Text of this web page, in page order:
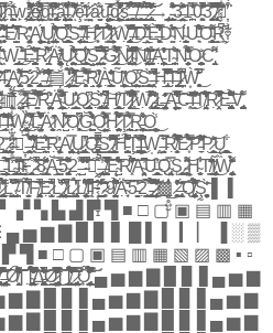
̶͖̬̟̻̀̿̔͌́͌̒͒͛̾̀͛͐D̴͚͗̓̈́̈́̋̌̈́͝N̴̨̳̭̱̟̠̮̳̣̈́ͅͅU̵̹͉͋̅̈́͐͊̈́͝O̴̥̱̟̩̥̩̭͎͇̥͌̑̇̐͜R̞̦̰͆̃͐ ̷̵̡̡̹̞̰̬̟͔̰̦̑̈́́̋̐͆̋͘ͅS̵̹͓̭̩̘̝̫̜͑͑́͝Ȓ̵̩̥̮̹̉̾͊̈̈́̀Ę̶͚̟̬͍̺̬̺͉͙͉̲̺͒͆̔̿̿̀̕Ṅ̸̼̱̣͙̦̰̝̮̟̲͋̄̋͂͌̎̾̆̍̚͠͠͝Ŕ̶͔̥͉̻͍͖͚̆̒͛̽̅́̋̋̓̅̚Ǫ̴̢̢̠̙͕͉̜͎̲̲̈́̏C̨̪͈̳̱͇͖̹̞̖̦̞͍̆̓̑͜͜͜͜ ̴̶͍͇̱̻̼̰̓͋̏̽̅͗̃͘͝͝3̴͓͛̀̽̀̀͂̽̂͑͝͝A̵̙̼̰̥͔̮̭̜͈͚̚͜5̸̘̄͂̓̌2̡̧̡̖̙̱͕̦͔͕̖̹̙̘͓̲̯̦͑̈́ ̴̢̤̠̹͕̫̥͓̀͋͌͜ ̵̵̛̜̕▣̱̰̗̤̤̔ͅ ̷͖̿̍͒͘ ̶̷̛̜̟̙̪̦̣͓̻̬̪̻̯̆̊̑̐̑̓Ȩ̷̡̨̩̹͓̤̪̮̱̝̜͈͗̑̓̈̋͒̊̃͝͠T̴̡̲͍̱̲͈̝̺͍̖͓͛̄͋͝Ì̷̛̞͚̣̫̤̩͕̲͖͖͌̽̑͑̆̀́͝͝͠͝H̴̬͖̆̀́̈́̀̽͘͘W̢̲̪̳͇̼̫̜̗͘̚͜ ̶̶͔́̊͊̂̾Ê̶͔̻̗̪̫̟̱͎̅̏̈́̽͆͘̕R̷̢̯̳̭̍̀̇͆͌̕Ä̸̡̻̘͕̺͕͚̞̼́̐̄Ų̷̳̪̭̬̤̗̝̮͖̬̥̓̓͋̽͋͋͑̔̉̇̄̎͘͜͠͝Q̸̨̯̙̠̙̠̟̯͙̲̩͛͐̈́S͚̣̤͚͉̝̲̞͔̩̯̪͓͐̋̈́̿͂͑̆̀͆̚ ̷̴̨̛̱̼̟̬̍̔̇̂̉̈́̏̿̃̌̿͑̏̌G̷̨̡͍̭̰̲͈̼̈́͑̿̈́̓̍̔͋̉̄͒̓͗̚͜N̷̡̗͖̮̩̯̞̄̎̽͂̑̉͑̈͜͝I̴̜̗̘̤̬̻̐́͌̆̑̅̑̑͐̔̽́̽̚͠N̸̢̼̮̩̗̤̼̻͎͐͛̐̎͑͘͝I̶̼̼̟̱͓̳͈̰̭̗͊͋̈́̌̋̈̑͑͝A̵̧̞͔̘̣̥̪͈͕̦̐̓͒͗̓̕͜ͅT̴̪͙̞̬̃̐̈́̊N̵̘̯̱̜̱̝̬̞̹̼̹̞̦̐̒̉̍̏̈͋̿̽̊͛͊̕͘O̷̱͚̟̺͕̻̱̪̮̦͗̌C̢̛͍̱͍̩͌̑̈́͘ ̶̷̨͔̟͇̗̺̻̬͈͒̿̃͗͛̀͘K̶̨͍̖̹̙̜̭̺̤̟̻̲͈̄̿̆͋͗̅̔Č̴̛̗̦̯̳̖͈̖̤͉̘̏̿̾̏̉̄̀͝A̵̛̯̣̭͍͇͚̦̼̺̫̳͉̙̤͊̽̀̈́̊̒̆̑͒̌̍͘̕͠ͅĻ̵̩̭̲͖̠͎̘͚̙͈̼͆̅̑́̅̋͜B̧̨̨͖̞͕͖̭̣͖̝̺̲͍̠̘̼̯̐̒̀̓̈́͝ ̷̷̋̌̓͒̆̌̀͘̕͝L̵̛͖̞̠͖͈̺̝̗̙͉̠̠̹̝̽̇̏͋̑̒̽̚͝L̸͚̓Ą̵̧̛̙̳̮͚̦͇̲͉͓͂̒̆͗̌͐̓̔̄̑̕M̸̹̫̘̗͓͓͍̘̮͐̈́̂̑̒̋͆̈́͗͒̌̌̌̕̚Ş̝͓̭͍̦͎͎̩̗̰̼̗̝̇̽̅̊̃̈͜ͅ ̸̴̈̉̀͂̃̌̏̅̀̈͝͝͝Ḛ̸̰͓̗̦͕͖̒̋̓͊̏Ŗ̸̨͎͖͇͈̥͖̫̼̭͍͙̜̲́̊̈́̈́̃͆̋̀̿́͊͌͠Ȧ̵̬̟̘̫̖̻̩̞̬̱̯̿͠U̷̢̢̥̖̩͖͕̣͑̑̂̍Q̴̢͇̦͖͔̻̯̙̲͍̱́̃̐̅̓̀̐͐͐̏̀̌͌̐S̛͙̟͓̖͎͍̫̣̝̰͓̲̲̍́̿̔̊͠ ̸̵̓̃͗̑̂̈́̈́͋͝͝͠4̴̡̧̨̖̙͔͉͍͉͚̳̬͆A̸̢̧̧̘̱̼͙̭̱̮̎̾̆͌͛̈́͝͝5̷͔͕̩̝̙̗̟̳̞̘͖̐2̢̢͙̝̯̬͎̘̰̟̆͗̉̔͝ ̵̱͐̔̓̈́͐ ̸̶͇̣̘̝̄͊̅̆̈͂̈̒̆͑͊͊͋͋̒͠▤̦͚̻̹̆̉̏͑̃ ̷̧̡͚͚̗͚̼̞͍̦͖͉̦̲́͗̿̉̎̓̀̒̕͘͜ ̴̸̛͖̺̭̺̠̰̲̘͇̈́̉̈́̅̂͑̽́̽̈́̕E̴͕̥̗̙̯̜͋̔̃̋̉͒̍̏̐̿͝Ṟ̸̡̙̯̩̥͎̼̣̭̜͚̦̒͗͒̕À̴͚̫͎̗̥͇̣̖̼͈̑̌̓̓̏̄̐̂̈͑̾̎͠ͅŨ̸̧͚͙̦̙͇̹̻͗̏̎͜ͅQ̷͉̪̫̼͕̼̤̫̍̍̅͜ͅS̞̖͇̳̮͕̙͚̘̗̣̽̀̓̂ ̶̵̛͕͓͔̤̍̈́͌̽͊̃̔͋͘̕̚H̶̢̲͍̝̗͔̾̃̌̏̿͋͐̏͌̂̿́̔̚͝T̶̢̗̼̳̖̺̹̹̗̱͚̳̺͙̣͋̆͊İ̷̬̪̦̀̂͛̚Ẁ͙͉͎͓̘̮̋̌͐͐̀́̿̄̚͜ͅ ̸̴̨̥̜̟̮̖̙͈̔̎̀̈̓́̚͠Ĺ̷̟̑̉́͌̉̾̾̽͝͝A̷̗̠̞̹͈͔̬̘̮̘̳̣͇̓̊́̿̾̒T̵̛̬͍͔́̏͒̽̂͑͠N̴̠̺͚͈͍̩͈̈́͊̃̓̽͘͜͝Ö̸͉̖͕̭̜́̂̎̄͒ͅZ̷̨̪̑̎̿͗̾I̸̧̛̘̟̳͖̝͍͇̩̣̼̭̬͊̍̈́̂̂̌͑̑̈́̄͐̌R̶̻̫̥̞͚͓̅̊̉̀̈͊̿͑̉̔̂͆͜͝͠O̷̫̰̱̳̼͉̣̪̘̣̭̯͚̙̻͗̊̉̎̑̏̍̂̏͝Ḩ̥̦̠̘̳͈͌͗͜͝ ̸̴̛̜͐̀̓̉̐̊̀̐̔̈͊̊͑̕͠L̸͉̲̱̟̘͕̞̘̩̹̱̮͔̖̿ͅL̶̡̼͇̜̙̞̝̱̂̀̓͑̏̔̋I̸̹̭̖̠̾̓̂͑̎̌͒̔̏͌͗̽̚̕F̨̢̰̗̦̱̟̱͙͍̪̠̮̩̩̭̤̀̇̆̏̀͜͝ ̷̸̩̳̂̀̍̈́̆̓̌̎̓́̈́̒́̈́̀5̵̡̲͕̤͎̻̖̗͈͖͙̝̝̅̾͒̄ͅA̷̡̦̩̙̘̪̳̋̈́̽̑̀̀̾͝5̵̨͙̘̭̫͖͇̳̊̊͑̋͂̓̈̒̇͊̊̚̕̕͜͝2̧̧̣͎͕͕͍̲̜̀̀͌̏̇̔͂̑͘͝ ̵͔̩̫͕͕̪͍̜̑̇͐͂ͅ ̶̷̧̧̞͉͔̮̟̞̩͌͛̌̑̐̐́͊͘▥̧̢̘̘͓̙͓̣̫̟̤̯̥̗͇̹͒̋̒̃̒̿̃͝ ̷͖̺͖̦̫̈́̾ ̶̷͐̇̿̈́̽͗̂̒̈̊͠É̸͚͍̔̓̉͆̿͊̽̃̿̃̄̐͝͝Ŕ̵̩̯̤̤̩̰̮͕̯̥̫̱͖͛͗͗̎Ä̴͙̥͖̪̲̦̼̳̮́͐̅͂́̀͑̇̈́̒̆̌͊͗͊Ụ̷͙̬̗̟͇͙̲͗̑̾͛Q̷̨̢̧͔̝̭̮̩͙̥̪̼͍̜͐͆S̡̧̘̻͖̭̠̥̖͈̼͖͇͈͈̣̔͗̋̀̇̀ ̸̵̡̢͔͉͉̬͙̞͓̟̝̜͆̈́̆̌̚͠H̸̨͔̝̼̲͍̟͈̮̗͓̝̮̑̊ͅT̷̡̢̨̛̖̣͉̒͒̔̔͛̿͆͑̋I̷̥̲͛̉̋͒͛́̑̒̄́͑͋̿̍ͅẈ̢̢̧͍̍̐͌̈́̾̋̅͛̑̓̓͑͘ ̵̷̢̧̘̥̮̣̰̐̀̒̈̕͜L̶̢͍̠͎̩̮̫̖̣͉̝̦̹̤̯̋͐͗̑̓̒͠Ą̵̰̫͉̱͚͉̤̹̞͇̔̋͋͆̇͌͆̿̒̐̓̕̕͝C̶͍͎͑͂̐̍̏̍̾͐̔͜͝I̶̛̯̓̃̈͋͑͂͆̕T̸̡̛͖̤̞͈̒͋͆̄̈́̓͐̄̅̕R̷͓̤̣̩͕̓͑̌͊̓̈́͑̓͋̋̓̅̀̚E̶̢̡̩̫̫͖͉̥̻̺̋͌̐̂̏̌͋̌̈̉͆̂͛͠͝ͅͅV̡̞̩̖͕̪̩͓͓̞͍́̍͌̄ ̸̴̛̩͈͈͇͓́̂͑̿̏͛̍̈́̏͂͐̈̌͝͝Ļ̸̛̜̼͒̀̐̍̃̔̐͋̋̄͝͝ͅĻ̵̛͍͚͍̼̪̺̠͔̱̝̩͕̹̼̾̈͂̋̍̉͂̋̑̄̕I̷̪͑͛̈́̅͗͋̇̈͒́̔̚͝͝͠F̢̡̪̺̮̞̲̘͓̮̖͈͓̆̑̆́̍̄̿͐ ̵̵̡̪͍̜͉̩̳͆̽̓̕͠6̶̨̧̖̱͍̦͈̹̗̰̼͑͗͑̀̑̋͆̃̾̃͋̌A̸̛̠̝̼̺̋5̴̨̢͓͇̤͎̯͇̭̪̦̀̈́̈͗͊̾̋̓̾͂͑͑̎̀͘ͅ2̧̧̟̹̠̟͕͉̺̬̱͆̃̒͌͗͌̈́̋̀́̄̀̕ͅ ̸̦̮̘̦̟̖͕͚̜̝̺̙̙̉̓̄͊̿̋̑̄ͅ ̵̷̡̊̈́͊͌̌̾̓̓̚▦̡̖̰̺͖̞͔̥̮̗̦͉͔̼̖̇̾̋̀͆ ̷̨̢̛͈̙̤̞̦̬̙̿̍͌̇̋̓̽̆ ̶̷͚̫͇͎͂͗̈́̅̊͌͌͘͜͝͠͠͝͠E̸̡̢̦͈͓͌̇̂̀̇͐R̸̨͇͚̺̤̬̼̘̿Ą̷̧̖̺͇͈͚͚̹͇̱͔̥̠̋͋̄̆͌U̶̦͚̭̗̳̪̻̱̾̃̓̀͐̔̎̅̎̌̽̆͝͝Q̷̟̝̼̌̂͗͊̔̂̔̒̍̌̕͠S̛̤͍̙͚̪͍̣͇̻̹̭͖̅̍̅̈́̀̆̚ͅͅ ̷̶̟̩͓͍̤̦̯́͗͂̐͌̇́̚Ȟ̵̛̝̰̺̤̩̫͇̭͍͇͈́͑̌̽̋̄̄͐͊́͑̈́͜͜͝T̶̖̳̘͂̍̊̈́̐̑̅̋͝I̵͍͒̏̓́W̨̢̻̞͔̪͎͍̦͙̥͍̰̺̯͕͜ ̸̴̜̐͆͑̇̿́͒̍͝L̵̡̼͈̦̣̝̰̤̩͎͍̳͒͐͗̀̆̓̌́̉̓̈́̚̚Ä̷̧̧̛̭̜̠͉̓̂Ṋ̷̺̣̱͋̈̈̓̃̃̈́̀̈́̀́̀͘͠Ọ̸͎̘͖͎́̊́̚͜Ğ̴̞̗̗̫͖̪̎̇̀̍̓̐̉̉͛̊́̒͗O̷̖̦̤̤̲̠̙̿͛̓̈́̉̓͂͊̀̂͒͘H̷̞̤͕̘̩̫̼̼̯̥́̉͌̉͌̈́́̌̿̄͗̀͐́͠Ţ̷̖̪͉͕̝͛̎̔̉̾̇̿͜Ŗ̵͔̪͔̦̟̬̹͓̮̣͒̈̇͋̾̈́͜O͇̱̣͕͚̺̥̦̦̯̤̣̩̾̀͜ͅ ̴̸̧̤̭̱͙͕̿́̌́̐̈̚H̷̗̰͚͕̼́͗͒Ç̶̩̗͙͔͉̹̈́͛̔̿͆T̴̨̢̡̖̝̯̝̻͈̩̃̀̒̏̒̃͘͝͝ͅÅ̵͈͔̥̤̬̻̹̲͎̩Ḧ̵̛̬̻͍͓̹̫̯̤̻̗͕͎́͜Ṡ̸̙̙̟͈̮͍̪̬̮̰̬̫̖̠̌̓̒́̅͗̾͆͠͠Ṡ̷̛̙̭͉̯̩͍̦̃̔́̿̈̃̍̓͌́̄̈̕Ơ̸̧͍̤̭̲͈̲̣͓̝̗͍͕̤̐̑̇̏̍ͅR̵̢̜̮̠͕̖̟̗̻̼̟̤̺̽͛̑̃̃̽͜͝Ç̱̣͓͖̺̍͆̀̓̕͝͝ ̸̸̝̝̭̺͇̄́̂L̴̮̘̫̯̟̼̲̗̀̌̏͋̀̂͌̆̋́́L̵̫̩̥̔̎̅͂͆͒̏̈́̔̽͐̐̌̌ͅI̴̧̘̲̰̘̜̖̥̳̖̘̮̱͗̐̐́͆̓̅͑̎̒̓͆͘͝ͅḞ̡̧̡̢̛͕͙̱͓̦̻̳͖̹̝̖̻̖͌̆͐̓̓̕ ̶̷̧̛͇̘̖̝̮̟͕́̾͛̽̔7̵̪̺̘̭͖̳̲̖̙̝̥̮̅̎̽͂͒̾̕À̷̛̬̰̭͕̖̮̲̖̈̅̓͐̋͒͂̓͋͘͜͝5̶̨̢̧̡̛̰̼͍̖̞̜̩͉̩̈̐͆͜͜2̼̻̱̭̩̼̩͖̮͖̟̰̼̈̋̍ ̷͕̺͙̥̟͔͇̟̫̼̱̤͂̓ ̶̴̈́̋͊͐▧̮͎̼͕̮͉͓̼͔̅͆͐͋̉̏͆̈ ̶̨̛͓̼̭͚̤̞͍̹͈̱̍̐̃͒̇̉͒͝ ̴̸̯̜̣̐͌͆̇̓̄̍̒̍͗͜͠E̶̝̪̓̓̊̈́͗̔͘͝R̵̢̢̹̞̥͓̬̣̦̎̓ͅA̸̢̢̡̖͉͕̪̮̖̤̿͜Ų̷̢̢͈̟͚̠͖͎͚̲̣̓͆͝Q̵̫̝͙̲̯͓̼͎͍̻̻͓̭͂̓̈́͋̈̐̚͜S͇̹̭̳̭̃̊̎͋̓̓͘ ̸̷̙̻͚̰̰͚͇̀͌̎͌̿͂̀͑͗̃͛̎̇̀̋͝Ḧ̵̭̜̘͙̺̠̙̺́͗͛̆̈́̉͒̇͂̉̚Ţ̵̛͓͓̭̙͇͍̙̖̻̓̿͑̄̎̀͜Į̶͓̦̺̬̳͖͓̳̝̩̖͖̱̳́͐͆̈́̈́́͋̀̂W̩̤̥ͅ ̵̶͉̜͚͈̈́̄̿̏̅͐R̸̳̟̣̟̜̔͂͒̇͋̉̑̈̿̓̀̃̈̅̚E̷͙̍̽̀̃̌́̓̿̌̉͂̈́̈́͘͝P̵̛̞̠̈́̈̓̅͌̇̈̐͂̎̕P̷̨̰̝̩̣̲̬̮̘̮͕̗͙̽͐̆͜͝Ų͖̮̖̺̻͉̩͙̲̫͖̹͓̮̜̬͋ ̷̴̛͇̯̥͙̙̼̜̲͇̣̗̟̎͊͂͑͑̈̎̌̄̈́̄̽̆T̷̥̫͍̂ͅF̶̢̛̖̲̦̗̦͓̲͖͉̂͐̔E̶̢̦̻͕͓͇̝͔̩̦͛̈̎͗͠L̢͔͖͇̝̮̼̹͙̘̙͙̮͕͕̀̎͐̀̓̈́̋̚̕͘̚ ̴̷̘̣͎͉̺̺̫̟̹̪̻̿͂̋͆͋̊͋̾͜Ō̵͔͇̦̣̟͈̄͋̓̏̚T̡̖͇̯̰̣͌ ̶̴̦̬̫́̀͌͠͠͝͠R̶̭̯̓̉̂̎̔̅̅Ẽ̶̡̧̖͚̝̣̩̰̗̼̻͚͇̾̏̑͜W̵̮̲̪̻̝̳̔̆ͅO̴̫̭̪̮̠̿͛͋̚L̢̨̨̻̼̯̱̻̝̰̜̳̥̐̀̂̓͌̇͜͝ ̵̵̛̫͈̫̩̐̈́̏͊̒̔̒̚͘T̷̢͍̣̪͇͇͇̬͖̐̾̽H̴̛͇̘̻͔̎̄̑̐̂̌͒G̶̣̯̽̇Ḭ̵̻͕̝̘̬̩͈̩̜̼̙̖̜̎̀̀̎͛͂̈́̿̍̍̈́̓̆͜͠R̨̡̮͍̲̪̮̘͓͕̺͙̖̣͈̦̖͙͗͆́̒̒̈́̎̀ ̸̵̀͂̌͝Ḽ̵̨̧͚̲͎̦̳̪̘̅͛́͗̀͊̈͠L̴̡̨̘͇͖̱̪̲̏̿͑̌͑͐̓̈͑̕͜I̴̛̯͇̗̩͕̍̏͂̽̐͂͘͜F̫͓̲͔̱̝͈̘̭̜̮́͒͜ ̵̷̔͋̈̋̈̚͝͝͝8̴̢̛͇̣͔̩̜̲͓͍̎̈́̈́̎̓͊Ă̶͕̲͖̬̄̿͘͝5̴̡̡͚̣̼̣͖̱͕͓̈͒͗͌̂̇͒̑͑̈̓2̖̤̃͝ ̶̛̺̽̔̔̀̌͛́͋̓͒͝͝ ̵̴̓̀̓̐̑́̍̚̕̚̕̕͝͠▨̬̰͎̗̝͔̗̩͉̦̞̝͌̓̄̅̾̿̚͝ ̶̢̧̨̟̗̱̲̬̠͈͎͙̥̤̓͘ ̸̵̞̙̩̻͈̣̺͍͕͗̎̒̄͌̍̿͑͒̔̂̍͛̀̚̚͝Ę̴̺̏̈́̓́̈́̓͛͋̋̃̐́R̸͓̈́͆̆̌̽̉͆̒͠͝͝A̴̤̤̜͕̝̥͔̝̮͆̕͠͝U̶̧̗̲̠̭̳̻̝̓͝Q̴̢̡̗̯̤͈̣͉̖̗͓͐̿S̨̰̙̞̻̱̬̙͔͇ ̷̴̜̫̥̲̦̺̮̻̄͂̈́̑͌̇͝Ḩ̴͔̼̬̮̥̊͋T̸̘̬̠͇̩̞̔̔̈̂̐̃͊͘Ĩ̸̡̧̼̼̦̟̻͙̭̥̲̣͜ͅW̢̟̦͖̳̳͙͙͍̹̟̖̘̩̠̏̓͂͌̀̏̉̽̈ ̷̸̨̫̹͌̈́̆̍̊͌̓̚͠R̸̗̪̝͍͇͈̞̆̐͗͗͌̕͠E̶̖̮͔̩͇̠̣̯̩̦̦̐͘P̶̛̛̯̯͈̳̰̙̥̱̩͇̮̤̗̓̇̉͐͆̓̉̚̚͜͝͝ͅP̶̨̛̮̥̝͙̩͎̗͙͐̎͂̌̊͌̂̀̌̎̓̓̓ͅŲ̢͔͉͚̙̱͕̭̝̉ ̸̶̳͖̣̘̳͇̠̞̬̐̐̈́̋̉͗́͊̐͜͜͠T̸̨̢̖̳͈͎̘̪̳̮̣̋́͝H̴̢̧̢̱̗̘̗̗̱̬̪̱͋̅̈͛̉̔̊͘Ğ̸̨̛̙͓̙̩̑̐̐̔̏̔͗̄Ḯ̵͕͍̠͚̥̫̳̗̳̰̝̯̖R͎͙̘͍̊̒͑́͌̀̌̋͘̕͜ͅ ̶̵̧͈͔͈̓̋̔̑́̊̿̾͂̿͆̕͘ͅO̶͓̳̗̩͈͓̞͕̮͈̣͒̓̂̓̓ͅͅŢ͈̪̳̳̰͚͖̅ ̵̶̼̻̪͈̒̓̾̆̏̈̎͑͐͝R̴͈̝͈̃̏̓͛͘͝E̸̢̪̜͓͖̣̗̜̜̒̔̓̏̆̅͊̾̒́͜͝͝ͅW̵̦̦̘̣̘̭̙̻̄ͅƠ̷̢̙̹͓͙̼͔̺̫̠̩̝̗͖͌̈́͑̀̅̃̀̉͊̉̕L̨̬̟̣͈̭̫̪̰̭͔̖̞̭͇͒̈́̾͆̀̆̊ ̴̸̧̪͔̂̿̊̈́̀͛͠ͅT̸̬̜̗̖̼̭̾̓̀́̌̚͠F̸̡̡̘̤͈̝̰͖̥͖̗͉̥̊̃̎̍̄̄̓̚͠E̷̞̣͔̫̭͕̾͛̈̌̋̚ͅL̡̥͕̟̲̤̥͕̼̀̓̄͆̂̕͜ ̷̸̧̙̙̦̞̬̼̖̥̔̇̽̿̚͜͜L̷̡̢̩̺͙͍̯̖̣͖̯͚̓͑̉̀̅͗L̸̢̘͓̞̗͍̠̹̝̠̦̏͌̒͆̋̈́͝͝I̵̼͊̏̈́͒̊̌̔̚͝F̨̮͉̗̭̺͍̩̫̠̺̭̎͂̓̐͋̕ ̴̷̥̙̍̍̀̈́̌̍̂͂9̸̧̨̱̬̤̙̩̫̱̮̯̹̟͑̏͆̾̎͋̈́̉̎͘͝ͅÄ̴͔̣̞̽̅̌5̵͚̮͍̅̓̾͝2̧̗̳̣͇̫̟̯̞́̀̀́̃̿͝͝ ̵͇͖̭̲̯͔͍͔͔͓̉́͋̄̽̈́́̌̉̈́̈́̌̊͜͝͠ ̷̷̡̧̨̹̟̦̝̜̮̈́̑̇̊͌̂͗̀́̐̔͌͗̓͠▩̻̥͍̮̂̓̔͜ ̷͓̟̟͍̣̖͚̝̥̮̙̯̬̐͛͒̌̒͝ ̶̶̢͙̗̳̘̥̗̌́̓̑͠Q̸̡̡̻̦̦͚͙̻̫̠̙̠̰͖̊̅͑̉͗̐͋̅̀̋̀͋ͅŞ̰͕̘̣̻͉̼̹̞̮͍̦͕͓̂̃̒̀ ▌ ▍ ▎ ▏ ▐ ░ ▒ ▓ ▔ ▕ ▖ ▗ ▝ ▝ ▘ ▞ ▚ ▙ ▟ ▛ ▜ ■ □ ▢ ▣ ▤ ▥ ▦ ▧ ▨ ▩ ▪ ▫ ▬ ▭ ▮ ▯ ☰ ☲ ☱ ▄ ▅ ▆ ▇ ▉ ▊ ▋ █ ▌ ▍ ▎ ▏ ▐ ░ ▒ ▓ ▔ ▕ ▖ ▗ ▝ ▝ ▘ ▞ ▚ ▙ ▟ ▛ ▜ ■ □ ▢ ▣ ▤ ▥ ▦ ▧ ▨ ▩ ▪ ▫ ▬ ▭ ▮ ▯ ☰ ☲ ☱ ˆ̴̶̨̧̛̛̫̠̩͚͇̗̯̟̘͍̙̮͑̆͐͒͑̾̃̀͑͐̍̆̿͒̿̏̾̑̿̑̉͛̑͊͗̄̊̾̌͗̏̒̒͒̉̌̀͗̋͊̐̉͗̀̀̊̍̀̑͋͋̃̈́̊̀̀̏́͆̇͘̚͘̕̚͘̚͝͝͠͠Ư̷̛̛̛̦̮̗̞̙͎̺̙̜̻̻̂̎́̐̑̾̅͐̈́̀̒̈́͆͋͒̀̉̍́̉̀̄̋̊͑̋̓͆̋́̒̌͒́̽͌͗̉̄̃̈́̏̀̑̇̒́̐̄̈́̆̐̆̈̎̎̑͌̉̌̎̓͒̊͆̃̈́͛̔̐̽̑̂̓̑͌͊̔̀̚̚̚͘͝͝͠͝π̴̢̢̡̨̡̡̛̤̲̼̺̥̣̬̻̦̖͇̤̫̦̠͍̖̣̘̺̙͕͓̪̹̯̬̤̹̟͍̟̰̺͉͎̯̬͕̦͍̼͔̙̤̱̤̘͉̜̞̯̦̠̙͍̞̳̥͍̭̟̘͔͖̩̰̭͎̞͉̱͓̝̉͒́̒̋̀̎̈͐̓̂̎̓̏̉̈͒̓̀͋̌̽̽̀͋̈́̐̀̈́͌͑̒̎̽̿̒̒̂̀̃̒̋̌̕̚̕̕͝͠ͅͅ΅̷̛͎̩͓͍̫̠̻̣̖͔̝̙͉̰ˆ̷̡̥͆͌͌͂̋͐̍̑̒͂̍̍̀͑̈́͂̉̔̒́̐͆̉́̽̿̇̃̈́̀̃̑́̅̃͂̽̄̈́̍͑̊̎͋̏̈́͘͜΅̵̢̡̡̢̡̨̛̛͇̘̘̰̤̳̤̲̦̟͔̱͔̝̙͉͓̪̮̥͙̙̲̩̫̘̜̮̣͍̲͍̱̯͓͔͔̞̫̼͓̦̞͓̤̱͉͙̙̤͚̤̖͈̘̻͎̘̟̻̦̺̤̯̱̩̲͓̻̤̝̱̭͎̟̣̃̂̍͒́͗͂͐͒͆̓̊̍͋̐͋͒̏̿̽̄̾͗̀̀͂̄̉̅̇̚̕͜π̶̨̧̨̡̡̧̨̛̛̛̱̼̲̙̦̗͓̜͇̖̮̰̼͕̖̬̞͖̥̗͕͈̣̟̥̩͖͖̰͓̖̪̮̠̬̦̯̱͈͔̯̰͉͚̥̳̳̲͖̤̜̝͉͍͕̩̰͚̟̘͖̺̜̹̪̜̲̱̥͓̠͚͎̤̰͎̬͉͈̥͌̂̋̅͊͋̍̑͋̍̒̈́̊̋̎͋̅̄̀̈̋̏̅̒͂̀̃̓̀̐̍̾̇̿̇̈́̇̽̈́̈͘̚̚͠͠͝ͅͅͅˆ̶̢̧̨̧̧̛̛̛̠̠̭̙̪̘̱̞͍̹̦̮̜̠͇͎̭͓̰͙̲̫͍͖̲̤̞̘̼̦̳̙̻̲̻̙̦̗̝̋̈́̾̌͆̌͌̊̉̂͗̐̅̆͗̿͋̉͆̔̓̑̐̕̚͝ͅƯ̸̢̢̡̡̧̛̛̹͎̟͕̻̰̟͈̯̯̪̺̜͓̣̝̻͍̱̗̺̙̥̘͉͍̞̠͇͓͙͎̩̹͙̺̗͈̤̬̘̤̱͈̺̠͇̰͕̻̠̳͍̮̥̹͓͔̯̜̻̣̭̍̓́̎̈̓̿͊̈́̈́̈́̾̍̅͂́͆̊̌̇̇̃̅̀̄̾̇̋͛́̊̀̂̂̌̽̑̂̈́̒̊͊͒̆͋̃̔̈́͂̅̉̌̆̊̽̽̀͐̊͐̑̎̀̀̇̓͊͛̋̄͂̈́̕̚͘̚̚̕̚̚͝͝͠͝͠͝͝͠͝ͅͅˆ̶̢̡̡̨̢̢̨̢̨̖̙͔͕̺̗͈̳̝͓̦̼̠͚̩͙̪͖͔̞̭̥̭͇̤̻̫͓̰̯̯̭͙̰͉̝̹͚̣̣̘̟͖̝͖͎͈̪͔͕̝͉̘̠̪͓̺̭̪̯̹̮̲̙̠͍̝̟̱̩̜̘̺̤͋͗́̇̽͂̈́͑̐͘ͅͅͅͅØ̸̛̛̛̛͈̭͎̖̗͒̎̊͌͋̋́̉͒̒͌̾̄͌͗́̽̈́͛̓̒̇̇̐̽͌͝͝͝∏̴̨̧̡̨̛̛̘̙̖͔̞̰̠̩̻̝̟͖̻̠̥̥͖͇̞̮̖͎̣͖̩̘̤̰͂̓̅͑̿̒͂̄͑̃́̅̾̀̌͊͒̈̾̑̆̔͋̆̀̇̎̾͗̌̊̿̆̀̍̓͛̂́͐̓͐̑͂̉͊̉̓͗̋̿̐͂̉́̒̌̀͘̚͘̕̚͠͝͝͠ͅ∆̵̧̨̧̢̢͉̮͖̪̠̘̟̥̺̹̩̟͕̻̳̙̩͕͉̝͚̩͈̳̣͓̫̯̱͍̻̬͙̪̯̺͔̗̯̻̩̮͐̀̒͊͂́̈́̊͊̍̎̋̑͂̃́̈́̑͛̐͘̚̕̚̕͜͝ͅØ̷̡̨̡̨̨̢̛̣͎͖͓̞͓̙̮̜̲͕͚̤̣͓̯̖͉̬͔̜̤͕̠̩̖͈̮̞̮̜̟̼̱̰͕̥̰̬͇̣̳̣̩̪̫͈̙̰͎̳̥͉̦̣̯̫̠̲̳̱̱͖͇͈̺̙͍̅͐̏̈́͂͐̇͂͒̌͂͑͗̾͗̀̌̊̄̈́́͌̌͒͑͒͊̓̀̎͛͛͛̄́̒́̎̓̓͑̿͌͊͋̄͂̐̃̈́̈́͐̑͘͘̚͘͜͜͜͠ͅͅͅ∏̸͙̞̖̲̫̥̼̌̀̏͌͌̔̄͛̐̅̓̿͌̈́̏̀̑́̄̊̊͗̽̀̀̽̆̎̏͛̔̔͌̃̂͆̓͛̂̊̆͐̔̍̍̍͊̓͐̿͒͆͗͗̿̔̽̉̂̔͛̃͑́̀͒͌̚̕̚͜͜͠͠͝ˆ̷̡̢̫̬̱͈͕̩̼̣̪͎͍͓͖͉̪̰͎̤͔̠̝͉̯̗̟̬̺͉̳͙̻̹̃͗̿̌̿͂̍ͅͅͅͅÔ̧̢̧̢̡̗͇̙̱̙̮̦̻͈͉̝̖͎̰͙̼̞̮͈̳̘̝͈̗͎̭̺͎̝̋̐̿̀͌̆̅̄̇͌̏̃̈́͂͆̑͂̀̓̍̎̾̾́̐̔͐̉̌̉͑͑͆̚̚̚̕͜͝͠ ▄ ▅ ▆ ▇ ▉ ▊ ▋▄ ▅ ▆ ▇ ▉ ▊ ▋▄ ▅ ▆ ▇ ▉ ▊ ▋▄ ▅ ▆ ▇ ▉ ▊ ▋▄ ▅ ▆ ▇ ▉ ▊ ▋▄ ▅ ▆ ▇ ▉ ▊ ▋▄ ▅ ▆ ▇ ▉ ▊ ▋▄ ▅ ▆ ▇ ▉ ▊ ▋▄ ▅ ▆ ▇ ▉ ▊ ▋▄ ▅ ▆ ▇ ▉ ▊ ▋▄ ▅ ▆ ▇ ▉ ▊ ▋▄ ▅ ▆ ▇ ▉ ▊ ▋▄ ▅ ▆ ▇ ▉ ▊ ▋▄ ▅ ▆ ▇ ▉ ▊ ▋▄ ▅ ▆ ▇ ▉ ▊ ▋▄ ▅ ▆ ▇ ▉ ▊ ▋▄ ▅ ▆ ▇ ▉ ▊ ▋▄ ▅ ▆ ▇ ▉ ▊ ▋▄ ▅ ▆ ▇ ▉ ▊ ▋▄ ▅ ▆ ▇ ▉ ▊ ▋▄ ▅ ▆ ▇ ▉ ▊ ▋▄ ▅ ▆ ▇ ▉ ▊ ▋▄ ▅ ▆ ▇ ▉ ▊ ▋▄ ▅ ▆ ▇ ▉ ▊ ▋▄ ▅ ▆ ▇ ▉ ▊ ▋▄ ▅ ▆ ▇ ▉ ▊ ▋▄ ▅ ▆ ▇ ▉ ▊ ▋▄ ▅ ▆ ▇ ▉ ▊ ▋▄ ▅ ▆ ▇ ▉ ▊ ▋▄ ▅ ▆ ▇ ▉ ▊ ▋▄ ▅ ▆ ▇ ▉ ▊ ▋▄ ▅ ▆ ▇ ▉ ▊ ▋▄ ▅ ▆ ▇ ▉ ▊ ▋▄ ▅ ▆ ▇ ▉ ▊ ▋▄ ▅ ▆ ▇ ▉ ▊ ▋▄ ▅ ▆ ▇ ▉ ▊ ▋▄ ▅ ▆ ▇ ▉ ▊ ▋▄ ▅ ▆ ▇ ▉ ▊ ▋▄ ▅ ▆ ▇ ▉ ▊ ▋▄ ▅ ▆ ▇ ▉ ▊ ▋▄ ▅ ▆ ▇ ▉ ▊ ▋▄ ▅ ▆ ▇ ▉ ▊ ▋▄ ▅ ▆ ▇ ▉ ▊ ▋▄ ▅ ▆ ▇ ▉ ▊ ▋▄ ▅ ▆ ▇ ▉ ▊ ▋▄ ▅ ▆ ▇ ▉ ▊ ▋▄ ▅ ▆ ▇ ▉ ▊ ▋▄ ▅ ▆ ▇ ▉ ▊ ▋▄ ▅ ▆ ▇ ▉ ▊ ▋▄ ▅ ▆ ▇ ▉ ▊ ▋▄ ▅ ▆ ▇ ▉ ▊ ▋▄ ▅ ▆ ▇ ▉ ▊ ▋▄ ▅ ▆ ▇ ▉ ▊ ▋▄ ▅ ▆ ▇ ▉ ▊ ▋▄ ▅ ▆ ▇ ▉ ▊ ▋▄ ▅ ▆ ▇ ▉ ▊ ▋▄ ▅ ▆ ▇ ▉ ▊ ▋▄ ▅ ▆ ▇ ▉ ▊ ▋▄ ▅ ▆ ▇ ▉ ▊ ▋▄ ▅ ▆ ▇ ▉ ▊ ▋▄ ▅ ▆ ▇ ▉ ▊ ▋▄ ▅ ▆ ▇ ▉ ▊ ▋▄ ▅ ▆ ▇ ▉ ▊ ▋▄ ▅ ▆ ▇ ▉ ▊ ▋▄ ▅ ▆ ▇ ▉ ▊ ▋▄ ▅ ▆ ▇ ▉ ▊ ▋▄ ▅ ▆ ▇ ▉ ▊ ▋▄ ▅ ▆ ▇ ▉ ▊ ▋▄ ▅ ▆ ▇ ▉ ▊ ▋▄ ▅ ▆ ▇ ▉ ▊ ▋▄ ▅ ▆ ▇ ▉ ▊ ▋▄ ▅ ▆ ▇ ▉ ▊ ▋▄ ▅ ▆ ▇ ▉ ▊ ▋▄ ▅ ▆ ▇ ▉ ▊ ▋▄ ▅ ▆ ▇ ▉ ▊ ▋▄ ▅ ▆ ▇ ▉ ▊ ▋▄ ▅ ▆ ▇ ▉ ▊ ▋▄ ▅ ▆ ▇ ▉ ▊ ▋▄ ▅ ▆ ▇ ▉ ▊ ▋▄ ▅ ▆ ▇ ▉ ▊ ▋▄ ▅ ▆ ▇ ▉ ▊ ▋▄ ▅ ▆ ▇ ▉ ▊ ▋▄ ▅ ▆ ▇ ▉ ▊ ▋▄ ▅ ▆ ▇ ▉ ▊ ▋▄ ▅ ▆ ▇ ▉ ▊ ▋▄ ▅ ▆ ▇ ▉ ▊ ▋▄ ▅ ▆ ▇ ▉ ▊ ▋▄ ▅ ▆ ▇ ▉ ▊ ▋▄ ▅ ▆ ▇ ▉ ▊ ▋▄ ▅ ▆ ▇ ▉ ▊ ▋▄ ▅ ▆ ▇ ▉ ▊ ▋▄ ▅ ▆ ▇ ▉ ▊ ▋▄ ▅ ▆ ▇ ▉ ▊ ▋▄ ▅ ▆ ▇ ▉ ▊ ▋▄ ▅ ▆ ▇ ▉ ▊ ▋▄ ▅ ▆ ▇ ▉ ▊ ▋▄ ▅ ▆ ▇ ▉ ▊ ▋▄ ▅ ▆ ▇ ▉ ▊ ▋▄ ▅ ▆ ▇ ▉ ▊ ▋▄ ▅ ▆ ▇ ▉ ▊ ▋▄ ▅ ▆ ▇ ▉ ▊ ▋▄ ▅ ▆ ▇ ▉ ▊ ▋▄ ▅ ▆ ▇ ▉ ▊ ▋▄ ▅ ▆ ▇ ▉ ▊ ▋▄ ▅ ▆ ▇ ▉ ▊ ▋▄ ▅ ▆ ▇ ▉ ▊ ▋▄ ▅ ▆ ▇ ▉ ▊ ▋▄ ▅ ▆ ▇ ▉ ▊ ▋▄ ▅ ▆ ▇ ▉ ▊ ▋▄ ▅ ▆ ▇ ▉ ▊ ▋▄ ▅ ▆ ▇ ▉ ▊ ▋▄ ▅ ▆ ▇ ▉ ▊ ▋▄ ▅ ▆ ▇ ▉ ▊ ▋▄ ▅ ▆ ▇ ▉ ▊ ▋▄ ▅ ▆ ▇ ▉ ▊ ▋▄ ▅ ▆ ▇ ▉ ▊ ▋▄ ▅ ▆ ▇ ▉ ▊ ▋▄ ▅ ▆ ▇ ▉ ▊ ▋▄ ▅ ▆ ▇ ▉ ▊ ▋▄ ▅ ▆ ▇ ▉ ▊ ▋▄ ▅ ▆ ▇ ▉ ▊ ▋▄ ▅ ▆ ▇ ▉ ▊ ▋▄ ▅ ▆ ▇ ▉ ▊ ▋▄ ▅ ▆ ▇ ▉ ▊ ▋▄ ▅ ▆ ▇ ▉ ▊ ▋▄ ▅ ▆ ▇ ▉ ▊ ▋▄ ▅ ▆ ▇ ▉ ▊ ▋▄ ▅ ▆ ▇ ▉ ▊ ▋▄ ▅ ▆ ▇ ▉ ▊ ▋▄ ▅ ▆ ▇ ▉ ▊ ▋▄ ▅ ▆ ▇ ▉ ▊ ▋▄ ▅ ▆ ▇ ▉ ▊ ▋▄ ▅ ▆ ▇ ▉ ▊ ▋▄ ▅ ▆ ▇ ▉ ▊ ▋▄ ▅ ▆ ▇ ▉ ▊ ▋▄ ▅ ▆ ▇ ▉ ▊ ▋▄ ▅ ▆ ▇ ▉ ▊ ▋▄ ▅ ▆ ▇ ▉ ▊ ▋▄ ▅ ▆ ▇ ▉ ▊ ▋▄ ▅ ▆ ▇ ▉ ▊ ▋▄ ▅ ▆ ▇ ▉ ▊ ▋▄ ▅ ▆ ▇ ▉ ▊ ▋▄ ▅ ▆ ▇ ▉ ▊ ▋▄ ▅ ▆ ▇ ▉ ▊ ▋▄ ▅ ▆ ▇ ▉ ▊ ▋▄ ▅ ▆ ▇ ▉ ▊ ▋▄ ▅ ▆ ▇ ▉ ▊ ▋▄ ▅ ▆ ▇ ▉ ▊ ▋▄ ▅ ▆ ▇ ▉ ▊ ▋▄ ▅ ▆ ▇ ▉ ▊ ▋▄ ▅ ▆ ▇ ▉ ▊ ▋▄ ▅ ▆ ▇ ▉ ▊ ▋▄ ▅ ▆ ▇ ▉ ▊ ▋▄ ▅ ▆ ▇ ▉ ▊ ▋▄ ▅ ▆ ▇ ▉ ▊ ▋▄ ▅ ▆ ▇ ▉ ▊ ▋▄ ▅ ▆ ▇ ▉ ▊ ▋▄ ▅ ▆ ▇ ▉ ▊ ▋▄ ▅ ▆ ▇ ▉ ▊ ▋▄ ▅ ▆ ▇ ▉ ▊ ▋▄ ▅ ▆ ▇ ▉ ▊ ▋▄ ▅ ▆ ▇ ▉ ▊ ▋▄ ▅ ▆ ▇ ▉ ▊ ▋▄ ▅ ▆ ▇ ▉ ▊ ▋▄ ▅ ▆ ▇ ▉ ▊ ▋▄ ▅ ▆ ▇ ▉ ▊ ▋▄ ▅ ▆ ▇ ▉ ▊ ▋▄ ▅ ▆ ▇ ▉ ▊ ▋▄ ▅ ▆ ▇ ▉ ▊ ▋▄ ▅ ▆ ▇ ▉ ▊ ▋▄ ▅ ▆ ▇ ▉ ▊ ▋▄ ▅ ▆ ▇ ▉ ▊ ▋▄ ▅ ▆ ▇ ▉ ▊ ▋▄ ▅ ▆ ▇ ▉ ▊ ▋▄ ▅ ▆ ▇ ▉ ▊ ▋▄ ▅ ▆ ▇ ▉ ▊ ▋▄ ▅ ▆ ▇ ▉ ▊ ▋▄ ▅ ▆ ▇ ▉ ▊ ▋▄ ▅ ▆ ▇ ▉ ▊ ▋▄ ▅ ▆ ▇ ▉ ▊ ▋▄ ▅ ▆ ▇ ▉ ▊ ▋▄ ▅ ▆ ▇ ▉ ▊ ▋▄ ▅ ▆ ▇ ▉ ▊ ▋▄ ▅ ▆ ▇ ▉ ▊ ▋ ▛ ▜ ■ □ ▢ ▣ Ι̶̧̨̧̧̛̛̛͚̹̹̦̮̜̠͇͎̭͓̰͙̲̫͍͖̲̤̞̘̼̦̳̙̻̲̻̙̦̗̝̋̈́̾̌͆̌͌̊̉̂͗̐̅̆͗̿͋̉͆̔̓̑̐̕̚͝𝔘̹͎Ι̢̢̡̟͕̻̰̟͈̯̯̪̺̜͓̣̝̻͍̱̗̺̙̥̘͉͍̞̠͇͓͙͎Ι̸̡̧̛̛̛̩̹͙̺̗͈̤̬̘̤̱͈̺̠͇̰͕̻̠̳͍̮̥̹͓͔̯̜̻̣̭̍̓́̎̈̓̿͊̈́̈́̈́̾̍̅͂́͆̊̌̇̇̃̅̀̄̾̇̋͛́̊̀̂̂̌̽̑̂̈́̒̊͊͒̆͋̃̔̈́͂̅̉̌̆̊̽̽̀͐̊͐̑̎̀̀̇̓͊͛̋̄͂̈́̕̚͘̚̚̕̚̚͝͝͠͝͠͝͝͠͝ˆ̢̡̡̖̙͔͕̺̗͈̳̝͓̦̼̠͚̩Ι̨̢̢̨͙̪͖͔̞̭̥̭͇̤̻̫͓̰̯̯̭͙̰͉̝͍̞▤ ▥ ▦ ▧ ▨ ▩ ▪ ▫ ▬ ▭ ▮ ▯ ☰ ☲ ☱ ▄ ▅ ▆ ▇ ▉ ▊ ▋ █ ▌ ▍ ▎ ▏Ι̧͚̦̮̜̠͇͎̭͓̰͙̲̫͍͖̲̤̞